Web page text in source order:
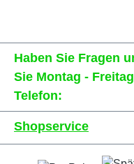
Haben Sie Fragen
Sie Montag -
Telefon:
Shopservice